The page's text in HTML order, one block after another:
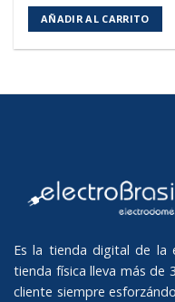
AÑADIR AL CARRITO
Es la tienda digital de la
tienda física lleva más de
cliente siempre